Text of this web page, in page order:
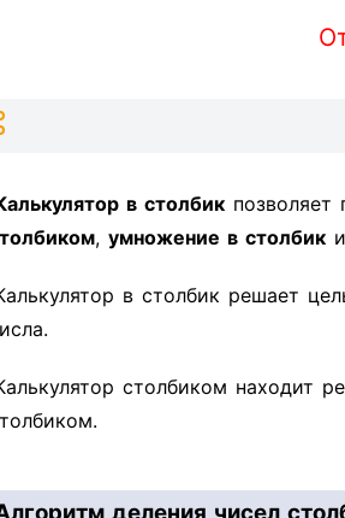
в столбик позволяет
, умножение в столбик и
в столбик решает
столбиком находит